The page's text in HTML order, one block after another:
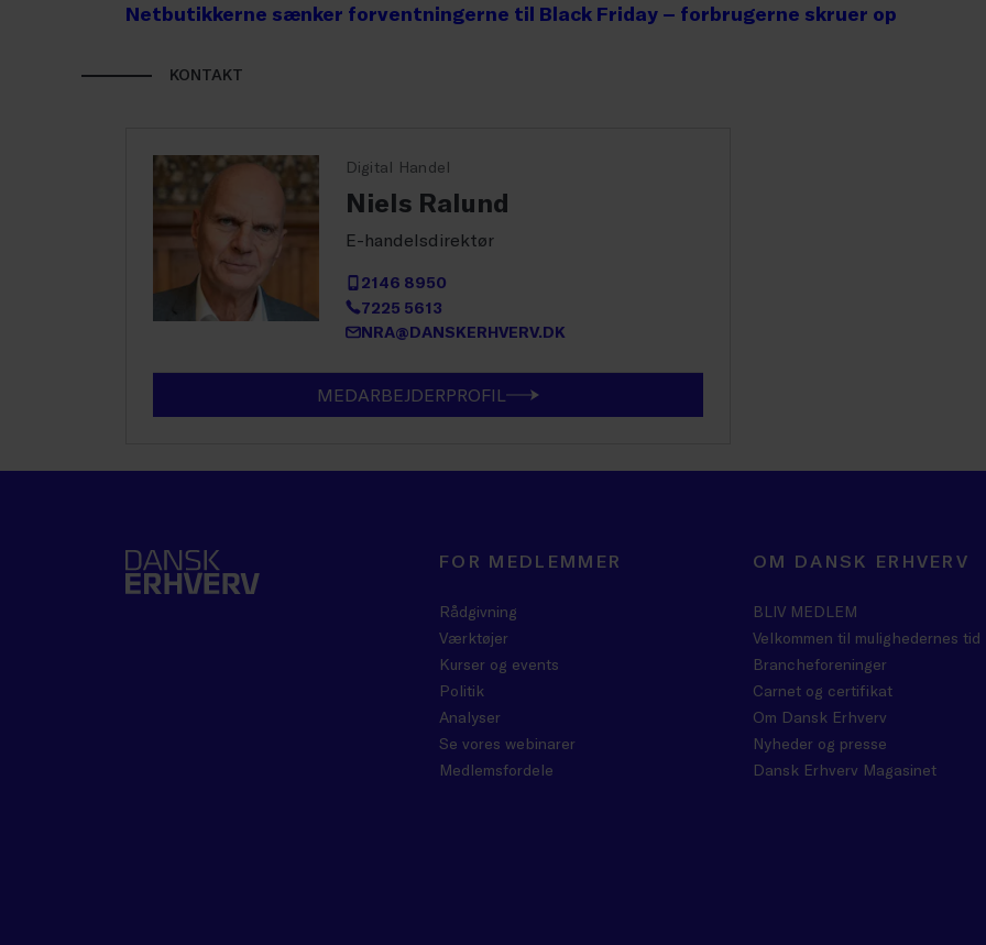
Netbutikkerne sænker forventningerne til Black Friday – forbrugerne skruer op
KONTAKT
Digital Handel
Niels Ralund
E-handelsdirektør
2146 8950
7225 5613
NRA@DANSKERHVERV.DK
MEDARBEJDERPROFIL
FOR MEDLEMMER
Rådgivning
Værktøjer
Kurser og events
Politik
Analyser
Se vores webinarer
Medlemsfordele
OM DANSK ERHVERV
BLIV MEDLEM
Velkommen til mulighedernes tid
Brancheforeninger
Carnet og certifikat
Om Dansk Erhverv
Nyheder og presse
Dansk Erhverv Magasinet